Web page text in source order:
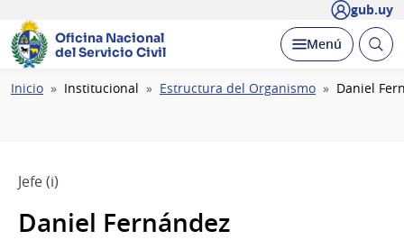
gub.uy
Oficina Nacional
del Servicio Civil
Desplegar
Menú Abrir
Ruta
Inicio Institucional Estructura del Organismo Daniel
Jefe (i)
Daniel Fernández